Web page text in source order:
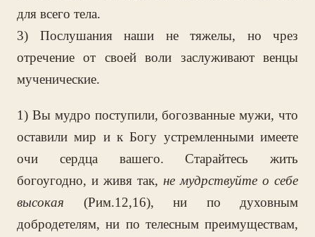
для всего тела.
3) Послушания наши не тяжелы, но чрез
отречение от своей воли заслуживают венцы
мученические.
1) Вы мудро поступили, богозванные мужи, что
оставили мир и к Богу устремленными имеете
очи сердца вашего. Старайтесь жить
богоугодно, и живя так, не мудрствуйте о себе
высокая (Рим.12,16), ни по духовным
добродетелям, ни по телесным преимуществам,